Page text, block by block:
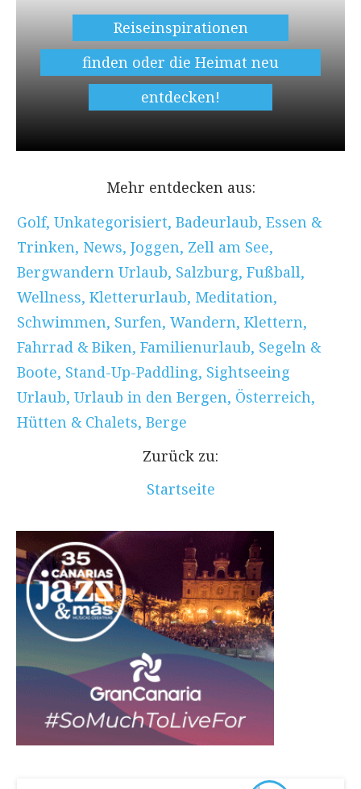
Reiseinspirationen
finden oder die Heimat neu
entdecken!
Mehr entdecken aus:
Golf, Unkategorisiert, Badeurlaub, Essen &
Trinken, News, Joggen, Zell am See,
Bergwandern Urlaub, Salzburg, Fußball,
Wellness, Kletterurlaub, Meditation,
Schwimmen, Surfen, Wandern, Klettern,
Fahrrad & Biken, Familienurlaub, Segeln &
Boote, Stand-Up-Paddling, Sightseeing
Urlaub, Urlaub in den Bergen, Österreich,
Hütten & Chalets, Berge
Zurück zu:
Startseite